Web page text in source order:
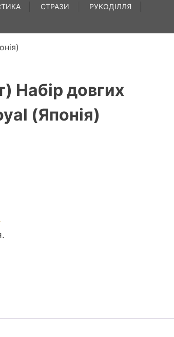
СТРАЗИ РУКОДІЛЛЯ
Набір довгих
(Японія)